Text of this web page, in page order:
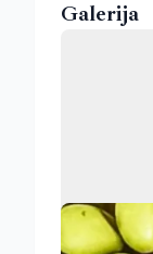
Galerija